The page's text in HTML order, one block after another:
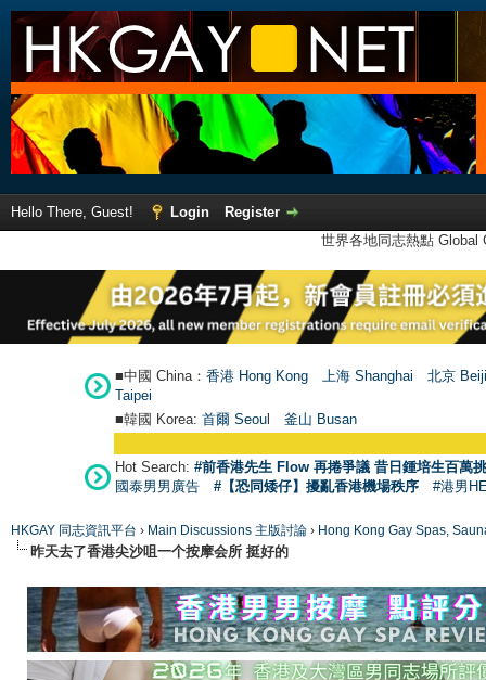
Hello There, Guest! Login
Register
世界各地同志熱點
■中國 China： 香港 Hong Kong 上海 Shanghai
北京
Taipei
■韓國 Korea: 首爾 Seoul 釜山 Busan
Hot Search: #前香港先生 Flow 再捲爭議 昔日鍾培生百萬
國泰男男廣告
#【恐同矮仔】擾亂香港機場秩序 #港男
HKGAY 同志資訊平台 › Main Discussions 主版討論 › Hong Kong Gay Spas,
昨天去了香港尖沙咀一个按摩会所 挺好的